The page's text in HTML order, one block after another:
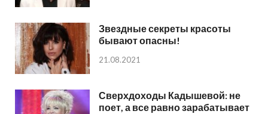
Звездные секреты красоты
бывают опасны!
21.08.2021
Сверхдоходы Кадышевой: не
поет, а все равно зарабатывает